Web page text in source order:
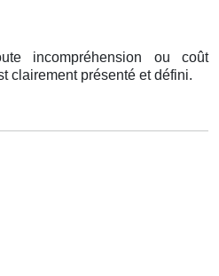
incompréhension ou coût
clairement présenté et défini.